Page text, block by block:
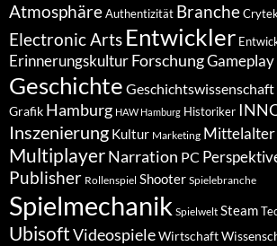
Atmosphäre Authentizität Branche
Electronic Arts Entwickler
Erinnerungskultur ForschungGameplay
Geschichte Geschichtswissenschaft
Grafik Hamburg HAW Hamburg Historiker
Inszenierung Kultur Marketing Mittelalter
MultiplayerNarration PC
Publisher Rollenspiel Shooter Spielebranche
Spielmechanik Spielwelt Steam
UbisoftVideospieleWirtschaft